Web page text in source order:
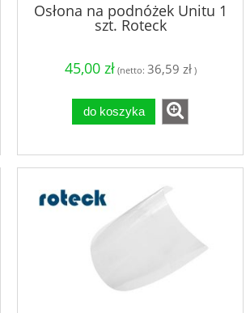
Osłona na podnóżek Unitu 1
szt. Roteck
45,00 zł (netto: 36,59 zł)
do koszyka